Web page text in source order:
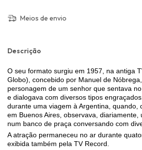
Meios de envio
Descrição
O seu formato surgiu em 1957, na antiga
Globo), concebido por Manuel de
personagem de um senhor que sentava
e dialogava com diversos tipos
durante uma viagem à Argentina, quando,
em Buenos Aires, observava, diariamente,
num banco de praça conversando com
A atração permaneceu no ar durante
exibida também pela TV Record.